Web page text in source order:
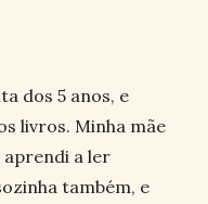
dos 5 anos, e
livros. Minha mãe
aprendi a ler
também, e